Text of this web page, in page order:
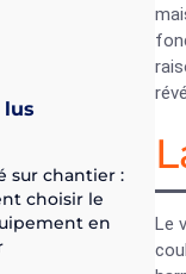
lus
sur chantier :
choisir le
en
Le